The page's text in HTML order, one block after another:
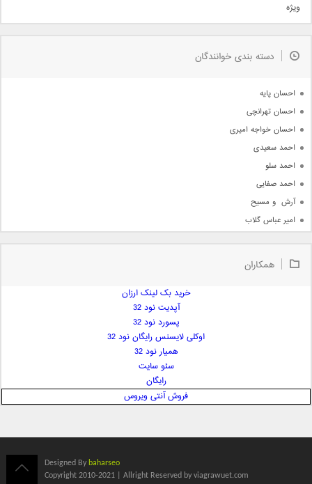
دمو
مذهبی
جدیدترین ها
ویژه
دسته بندی خوانندگان
احسان پایه
احسان تهرانچی
احسان خواجه امیری
احمد سعیدی
احمد سلو
احمد صفایی
آرش  و مسیح
امیر عباس گلاب
امیر علی
ایمان غلامی
بابک جهانبخش
همکاران
خرید بک لینک ارزان
آپدیت نود 32
پسورد نود 32
اوکلی لایسنس رایگان نود 32
همیار نود 32
سئو سایت
رایگان
فروش آنتی ویروس
Designed By baharseo
Copyright 2010-2021 | Allright Reserved by viagrawuet.com